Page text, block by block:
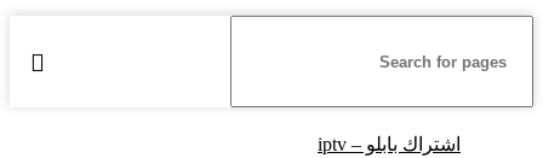
اشتراك بابلو – iptv